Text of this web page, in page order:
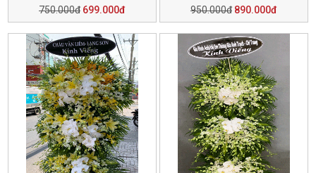
750.000đ 699.000đ
950.000đ 890.000đ